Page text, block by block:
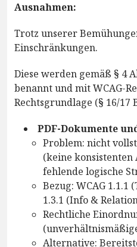
Ausnahmen:
Trotz unserer
Einschränkungen.
Diese werden gemäß § 4
benannt und mit WCAG-
Rechtsgrundlage (§ 16/17
PDF-Dokumente
Problem: nicht
(keine
fehlende logische
Bezug: WCAG 1.1.1
1.3.1 (Info &
Rechtliche
Alternative: